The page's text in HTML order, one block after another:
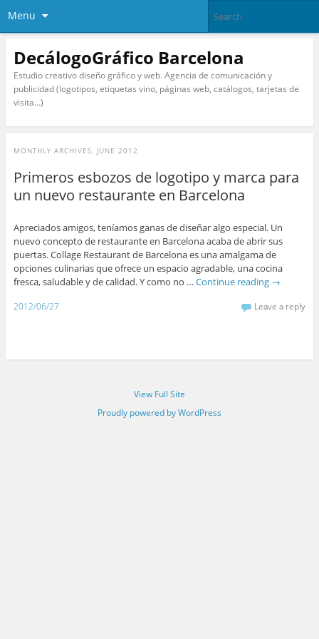
Menu
DecálogoGráfico Barcelona
Estudio creativo diseño gráfico y web. Agencia de comunicación y
publicidad (logotipos, etiquetas vino, páginas web, catálogos, tarjetas de
visita…)
MONTHLY ARCHIVES: JUNE 2012
Primeros esbozos de logotipo y marca para
un nuevo restaurante en Barcelona
Apreciados amigos, teníamos ganas de diseñar algo especial. Un
nuevo concepto de restaurante en Barcelona acaba de abrir sus
puertas. Collage Restaurant de Barcelona es una amalgama de
opciones culinarias que ofrece un espacio agradable, una cocina
fresca, saludable y de calidad. Y como no … Continue reading →
2012/06/27 Leave a reply
View Full Site
Proudly powered by WordPress